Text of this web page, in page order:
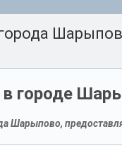
в городе
Шарыпово,